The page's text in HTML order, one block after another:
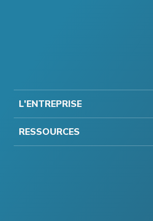
L'ENTREPRISE
RESSOURCES